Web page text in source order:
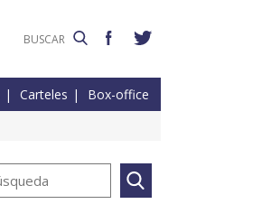
Carteles Box-office